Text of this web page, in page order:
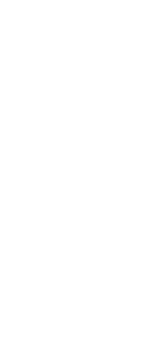
驗延長到8月!!
橫三星
餐敘報名